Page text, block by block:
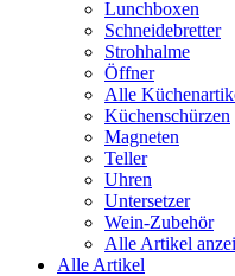
Lunchboxen
Schneidebretter
Strohhalme
Öffner
Alle
Küchenschürzen
Magneten
Teller
Uhren
Untersetzer
Wein-Zubehör
Alle Artikel
Alle Artikel